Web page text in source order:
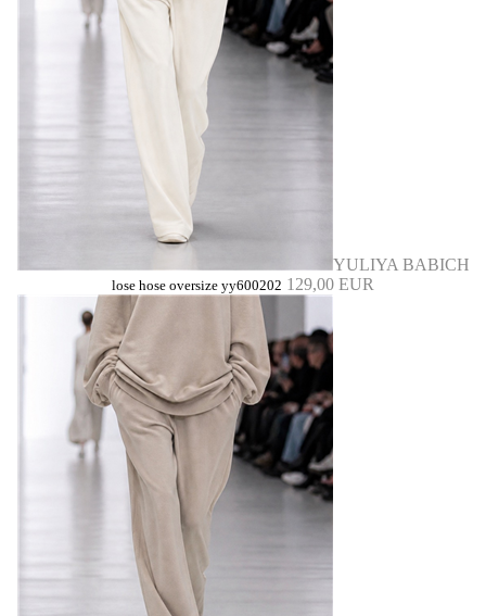
YULIYA BABICH
lose hose oversize yy600202 129,00 EUR